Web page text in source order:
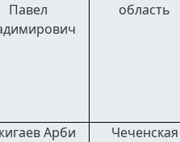
Павел
область
Арби
Чеченская